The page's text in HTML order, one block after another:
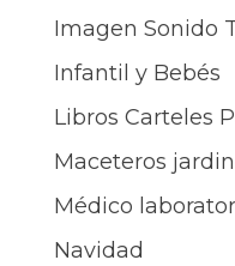
Imagen Sonido
Infantil y Bebés
Libros Carteles
Maceteros
Médico
Navidad